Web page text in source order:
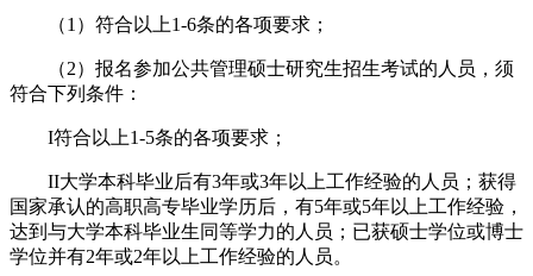
（1）符合以上1-6条的各项要求；
（2）报名参加公共管理硕士研究生招生考试的人员，须
符合下列条件：
I符合以上1-5条的各项要求；
II大学本科毕业后有3年或3年以上工作经验的人员；获得
国家承认的高职高专毕业学历后，有5年或5年以上工作经验，
达到与大学本科毕业生同等学力的人员；已获硕士学位或博士
学位并有2年或2年以上工作经验的人员。